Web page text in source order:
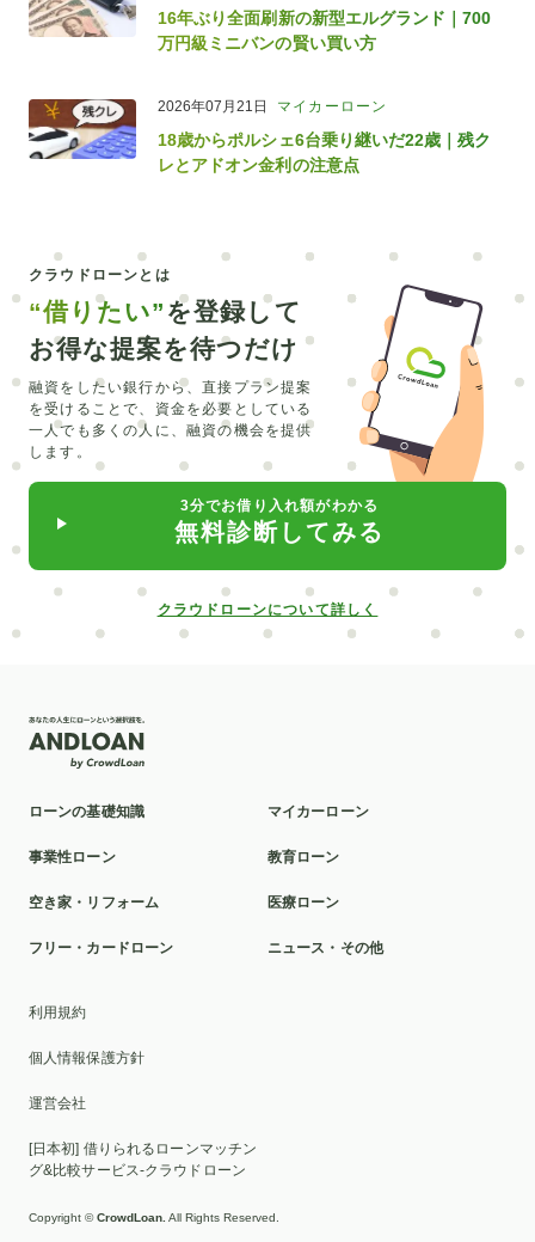
16年ぶり全面刷新の新型エルグランド｜700
万円級ミニバンの賢い買い方
2026年07月21日 マイカーローン
18歳からポルシェ6台乗り継いだ22歳｜残ク
レとアドオン金利の注意点
クラウドローンとは
“借りたい” を登録して
お得な提案を待つだけ
融資をしたい銀行から、直接プラン提案
を受けることで、 資金を必要としている
一人でも多くの人に、融資の機会を提供
します。
3分でお借り入れ額がわかる
無料診断してみる
クラウドローンについて詳しく
ローンの基礎知識 マイカーローン
事業性ローン 教育ローン
空き家・リフォーム 医療ローン
フリー・カードローン ニュース・その他
利用規約
個人情報保護方針
運営会社
[日本初] 借りられるローンマッチン
グ&比較サービス-クラウドローン
Copyright ©CrowdLoan. All Rights Reserved.